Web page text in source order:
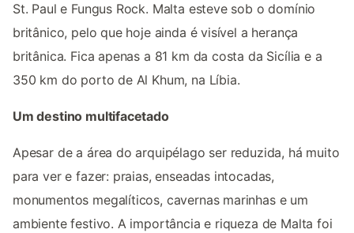
St. Paul e Fungus Rock. Malta esteve sob o domínio
britânico, pelo que hoje ainda é visível a herança
britânica. Fica apenas a 81 km da costa da Sicília e a
350 km do porto de Al Khum, na Líbia.
Um destino multifacetado
Apesar de a área do arquipélago ser reduzida, há muito
para ver e fazer: praias, enseadas intocadas,
monumentos megalíticos, cavernas marinhas e um
ambiente festivo. A importância e riqueza de Malta foi